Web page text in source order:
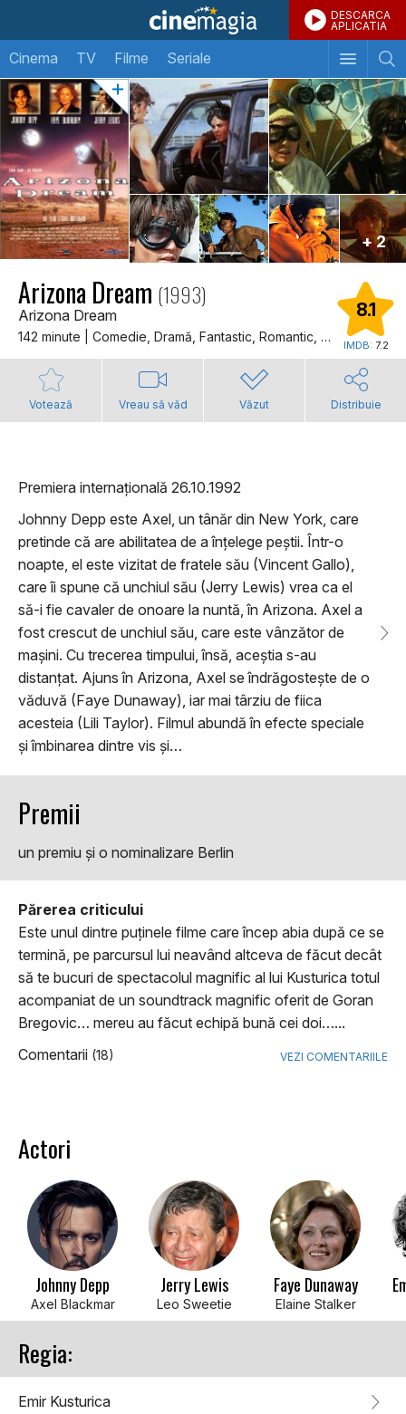
DESCARCA
APLICATIA
Cinema TV Filme Seriale
+ 2
Arizona Dream (1993)
Arizona Dream
142 minute | Comedie, Dramă, Fantastic, Romantic, Dragoste
8.1
IMDB: 7.2
Votează Vreau să văd Văzut Distribuie
Premiera internațională 26.10.1992
Johnny Depp este Axel, un tânăr din New York, care
pretinde că are abilitatea de a înțelege peștii. Într-o
noapte, el este vizitat de fratele său (Vincent Gallo),
care îi spune că unchiul său (Jerry Lewis) vrea ca el
să-i fie cavaler de onoare la nuntă, în Arizona. Axel a
fost crescut de unchiul său, care este vânzător de
mașini. Cu trecerea timpului, însă, aceștia s-au
distanțat. Ajuns în Arizona, Axel se îndrăgostește de o
văduvă (Faye Dunaway), iar mai târziu de fiica
acesteia (Lili Taylor). Filmul abundă în efecte speciale
și îmbinarea dintre vis și…
Premii
un premiu şi o nominalizare Berlin
Părerea criticului
Este unul dintre puţinele filme care încep abia după ce se
termină, pe parcursul lui neavând altceva de făcut decât
să te bucuri de spectacolul magnific al lui Kusturica totul
acompaniat de un soundtrack magnific oferit de Goran
Bregovic… mereu au făcut echipă bună cei doi…...
Comentarii (18) VEZI COMENTARIILE
Actori
Johnny Depp
Axel Blackmar
Jerry Lewis
Leo Sweetie
Faye Dunaway
Elaine Stalker
Regia:
Emir Kusturica